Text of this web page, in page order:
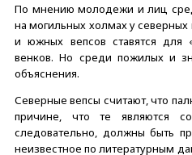
По мнению молодежи и лиц
на могильных холмах у
и южных вепсов ставятся для
венков. Но среди пожилых и
объяснения.
Северные вепсы считают, что
причине, что те являются
следовательно, должны быть
неизвестное по литературным